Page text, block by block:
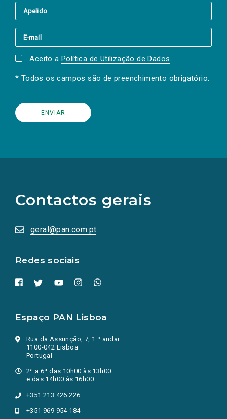
Aceito a Política de Utilização de Dados.
* Todos os campos são de preenchimento obrigatório.
Contactos gerais
geral@pan.com.pt
Redes sociais
redes
sociais
numa
nova
Espaço PAN Lisboa
Rua da Assunção, 7, 1.º andar
1100-042 Lisboa
Portugal
2ª a 6ª das 10h00 às 13h00
e das 14h00 às 16h00
+351 213 426 226
+351 969 954 184